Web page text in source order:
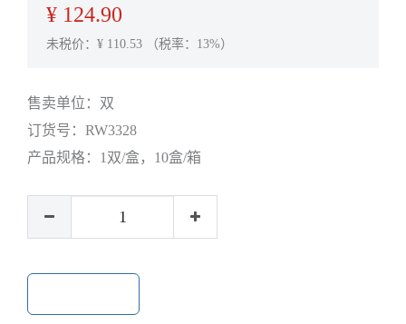
¥ 124.90
未税价：¥ 110.53 （税率：13%）
售卖单位： 双
订货号： RW3328
产品规格： 1双/盒，10盒/箱